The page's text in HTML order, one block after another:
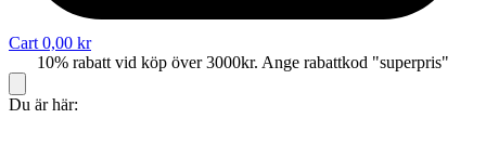
Cart 0,00 kr
10% rabatt vid köp över 3000kr. Ange rabattkod "superpris"
Du är här: